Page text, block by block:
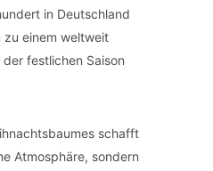
in Deutschland
zu einem weltweit
festlichen Saison
schafft
Atmosphäre, sondern